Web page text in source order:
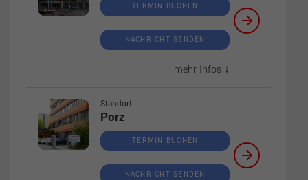
TERMIN BUCHEN
NACHRICHT SENDEN
mehr Infos ↓
Standort
Porz
TERMIN BUCHEN
NACHRICHT SENDEN